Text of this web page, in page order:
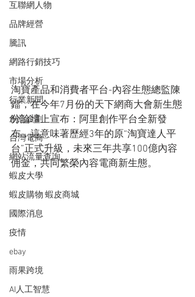
互聯網人物
品牌經營
騰訊
網路行銷技巧
市場分析
行業新聞
創意企劃
台灣電商
網站流量查詢
蝦皮大學
蝦皮購物 蝦皮商城
國際消息
疫情
ebay
雨果跨境
AI人工智慧
淘寶產品和消費者平台-內容生態總監陳
鐳，在今年7月份的天下網商大會新生態
分論壇上宣布：阿里創作平台全新發
布，這意味著歷經3年的原“淘寶達人平
台”正式升級，未來三年共享100億內容
佣金，共同繁榮內容電商新生態。